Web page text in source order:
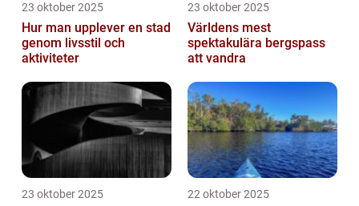
23 oktober 2025
Hur man upplever en stad
genom livsstil och
aktiviteter
23 oktober 2025
Världens mest
spektakulära bergspass
att vandra
23 oktober 2025 22 oktober 2025